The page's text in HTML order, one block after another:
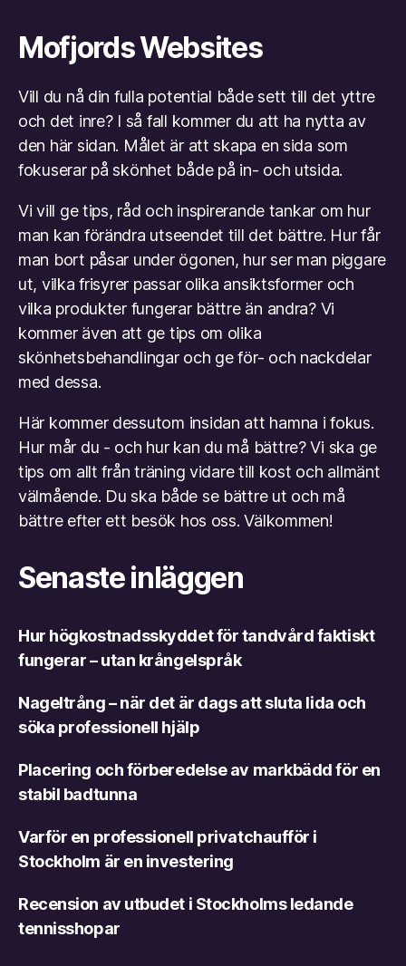
Mofjords Websites
Vill du nå din fulla potential både sett till det yttre
och det inre? I så fall kommer du att ha nytta av
den här sidan. Målet är att skapa en sida som
fokuserar på skönhet både på in- och utsida.
Vi vill ge tips, råd och inspirerande tankar om hur
man kan förändra utseendet till det bättre. Hur får
man bort påsar under ögonen, hur ser man piggare
ut, vilka frisyrer passar olika ansiktsformer och
vilka produkter fungerar bättre än andra? Vi
kommer även att ge tips om olika
skönhetsbehandlingar och ge för- och nackdelar
med dessa.
Här kommer dessutom insidan att hamna i fokus.
Hur mår du - och hur kan du må bättre? Vi ska ge
tips om allt från träning vidare till kost och allmänt
välmående. Du ska både se bättre ut och må
bättre efter ett besök hos oss. Välkommen!
Senaste inläggen
Hur högkostnadsskyddet för tandvård faktiskt
fungerar – utan krångelspråk
Nageltrång – när det är dags att sluta lida och
söka professionell hjälp
Placering och förberedelse av markbädd för en
stabil badtunna
Varför en professionell privatchaufför i
Stockholm är en investering
Recension av utbudet i Stockholms ledande
tennisshopar